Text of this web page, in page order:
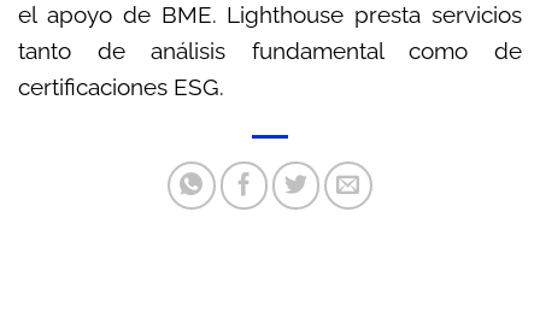
el apoyo de BME. Lighthouse presta servicios
tanto de análisis fundamental como de
certificaciones ESG.